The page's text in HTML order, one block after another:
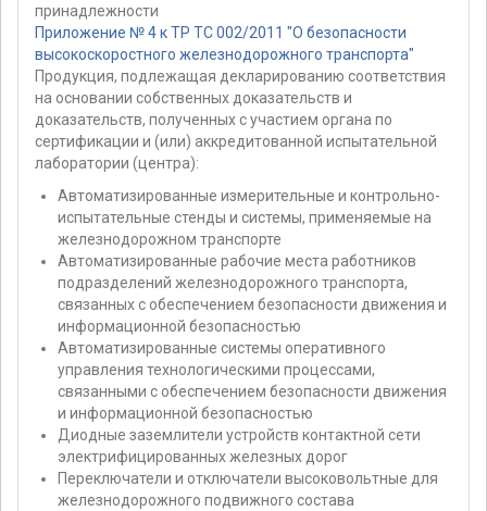
принадлежности
Приложение № 4 к ТР ТС 002/2011 "О безопасности
высокоскоростного железнодорожного транспорта"
Продукция, подлежащая декларированию соответствия
на основании собственных доказательств и
доказательств, полученных с участием органа по
сертификации и (или) аккредитованной испытательной
лаборатории (центра):
Автоматизированные измерительные и контрольно-
испытательные стенды и системы, применяемые на
железнодорожном транспорте
Автоматизированные рабочие места работников
подразделений железнодорожного транспорта,
связанных с обеспечением безопасности движения и
информационной безопасностью
Автоматизированные системы оперативного
управления технологическими процессами,
связанными с обеспечением безопасности движения
и информационной безопасностью
Диодные заземлители устройств контактной сети
электрифицированных железных дорог
Переключатели и отключатели высоковольтные для
железнодорожного подвижного состава